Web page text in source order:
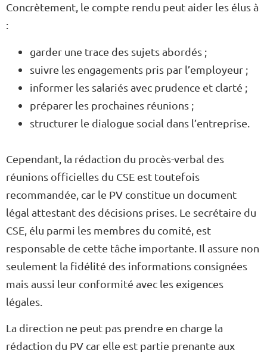
Concrètement, le compte rendu peut aider les élus à
:
garder une trace des sujets abordés ;
suivre les engagements pris par l’employeur ;
informer les salariés avec prudence et clarté ;
préparer les prochaines réunions ;
structurer le dialogue social dans l’entreprise.
Cependant, la rédaction du procès-verbal des
réunions officielles du CSE est toutefois
recommandée, car le PV constitue un document
légal attestant des décisions prises. Le secrétaire du
CSE, élu parmi les membres du comité, est
responsable de cette tâche importante. Il assure non
seulement la fidélité des informations consignées
mais aussi leur conformité avec les exigences
légales.
La direction ne peut pas prendre en charge la
rédaction du PV car elle est partie prenante aux